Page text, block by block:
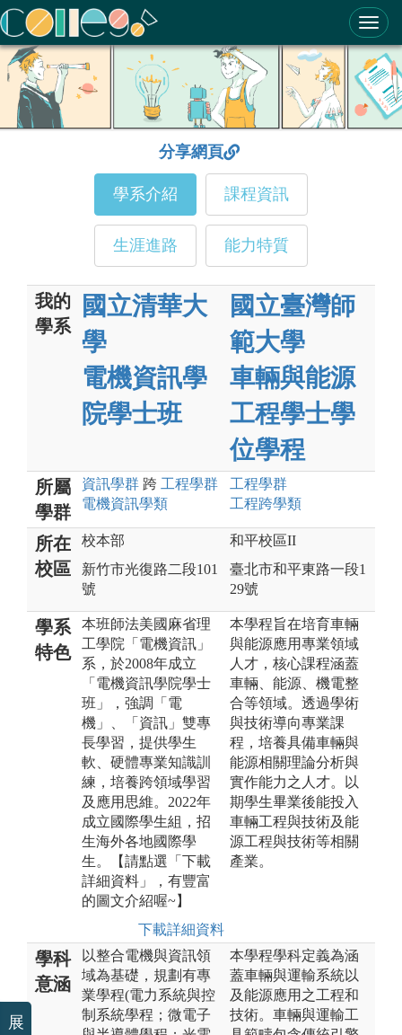
ColleGo! 大學選才與高中育才輔助系統
分享網頁
學系介紹 課程資訊
生涯進路 能力特質
我的
學系
國立清華大
學
電機資訊學
院學士班
國立臺灣師
範大學
車輛與能源
工程學士學
位學程
所屬
學群
資訊學群 跨 工程學群
電機資訊學類
工程學群
工程跨學類
所在
校區
校本部
新竹市光復路二段101
號
和平校區II
臺北市和平東路一段1
29號
學系
特色
本班師法美國麻省理
工學院「電機資訊」
系，於2008年成立
「電機資訊學院學士
班」，強調「電
機」、「資訊」雙專
長學習，提供學生
軟、硬體專業知識訓
練，培養跨領域學習
及應用思維。2022年
成立國際學生組，招
生海外各地國際學
生。【請點選「下載
詳細資料」，有豐富
的圖文介紹喔~】
下載詳細資料
本學程旨在培育車輛
與能源應用專業領域
人才，核心課程涵蓋
車輛、能源、機電整
合等領域。透過學術
與技術導向專業課
程，培養具備車輛與
能源相關理論分析與
實作能力之人才。以
期學生畢業後能投入
車輛工程與技術及能
源工程與技術等相關
產業。
學科
意涵
以整合電機與資訊領
域為基礎，規劃有專
業學程(電力系統與控
制系統學程；微電子
本學程學科定義為涵
蓋車輛與運輸系統以
及能源應用之工程和
技術。車輛與運輸工
展